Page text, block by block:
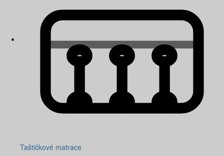
Taštičkové matrace